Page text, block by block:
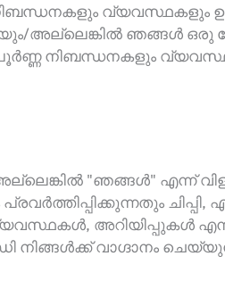
നിബന്ധനകളും
അല്ലെങ്കിൽ ഞങ്ങൾ ഒരു
പൂർണ്ണ നിബന്ധനകളും
"ഞങ്ങൾ" എന്ന്
ചിപ്പി,
അറിയിപ്പുകൾ
വാഗ്ദാനം